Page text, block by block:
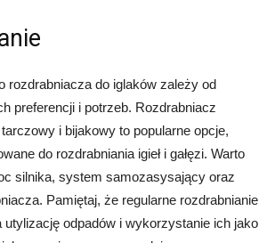
rozdrabniacza do iglaków zależy od
preferencji i potrzeb. Rozdrabniacz
i bijakowy to popularne opcje,
do rozdrabniania igieł i gałęzi. Warto
silnika, system samozasysający oraz
Pamiętaj, że regularne rozdrabnianie
utylizację odpadów i wykorzystanie ich jako